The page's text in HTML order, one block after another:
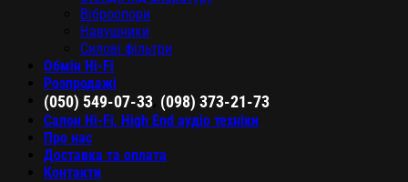
Віброопори
Навушники
Силові фільтри
Обмін Hi-Fi
Розпродажі
(050) 549-07-33 (098) 373-21-73
Салон Hi-Fi, High End аудіо техніки
Про нас
Доставка та оплата
Контакти